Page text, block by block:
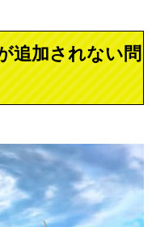
追加されない問